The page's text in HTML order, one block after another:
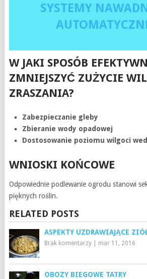
SYSTEMY
W JAKI SPOSÓB
ZMNIEJSZYĆ ZUŻYCIE
ZRASZANIA?
Zabezpieczanie gleby
Zbieranie wody opadowej
Dostosowanie poziomu wilgoci
WNIOSKI KOŃCOWE
Odpowiednie podlewanie ogrodu stanowi
pięknych roślin.
RELATED POSTS
ASPEKTY UZDRAWIAJĄCE
Brak komentarzy| mar 11, 2016
OBOZY BIEGOWE TATRY